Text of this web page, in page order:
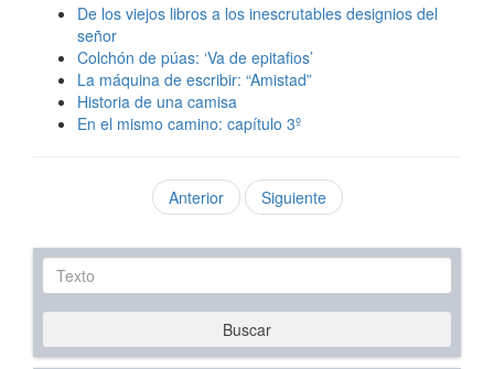
De los viejos libros a los inescrutables designios del
señor
Colchón de púas: ‘Va de epitafios’
La máquina de escribir: “Amistad”
Historia de una camisa
En el mismo camino: capítulo 3º
Anterior Siguiente
Texto
Buscar